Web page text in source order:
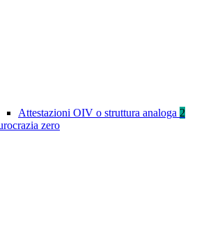
Attestazioni OIV o struttura analoga 2
zero